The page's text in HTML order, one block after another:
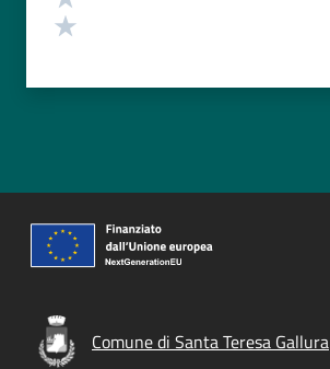
Comune di Santa Teresa Gallura